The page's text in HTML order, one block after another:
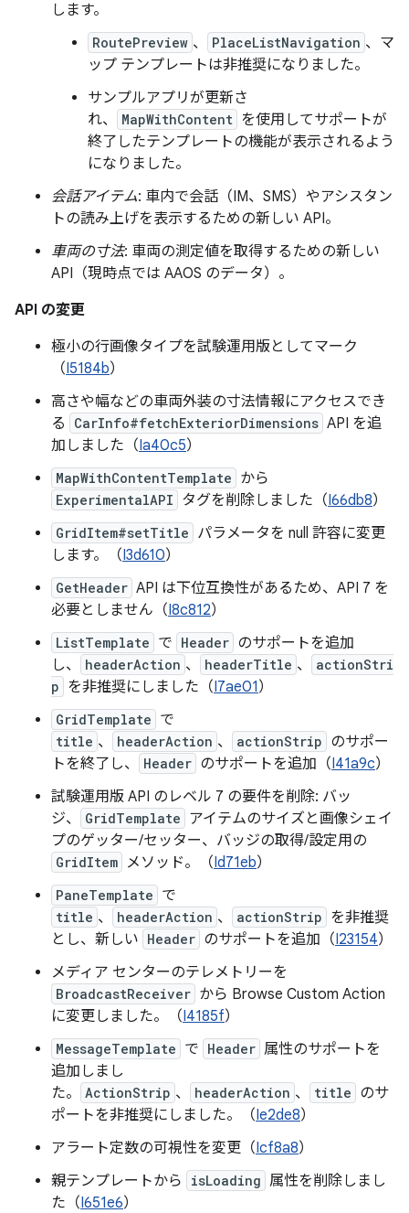
します。
RoutePreview 、 PlaceListNavigation 、マ
ップ テンプレートは非推奨になりました。
サンプルアプリが更新さ
れ、
MapWithContent を使用してサポートが
終了したテンプレートの機能が表示されるよう
になりました。
会話アイテム: 車内で会話（IM、SMS）やアシスタン
トの読み上げを表示するための新しい API。
車両の寸法: 車両の測定値を取得するための新しい
API（現時点では AAOS のデータ）。
API の変更
極小の行画像タイプを試験運用版としてマーク
（I5184b）
高さや幅などの車両外装の寸法情報にアクセスでき
る
CarInfo#fetchExteriorDimensions API を追
加しました（Ia40c5）
MapWithContentTemplate から
ExperimentalAPI タグを削除しました（I66db8）
GridItem#setTitle パラメータを null 許容に変更
します。（I3d610）
GetHeader API は下位互換性があるため、API 7 を
必要としません（I8c812）
ListTemplate で Header のサポートを追加
し、
headerAction 、 headerTitle 、
actionStri
p を非推奨にしました（I7ae01）
GridTemplate で
title 、 headerAction 、 actionStrip のサポー
トを終了し、
Header のサポートを追加（I41a9c）
試験運用版 API のレベル 7 の要件を削除: バッ
ジ、
GridTemplate アイテムのサイズと画像シェイ
プのゲッター/セッター、バッジの取得/設定用の
GridItem メソッド。（Id71eb）
PaneTemplate で
title 、 headerAction 、 actionStrip を非推奨
とし、新しい Header のサポートを追加（I23154）
メディア センターのテレメトリーを
BroadcastReceiver から Browse Custom Action
に変更しました。（I4185f）
MessageTemplate で Header 属性のサポートを
追加しまし
た。
ActionStrip 、 headerAction 、 title のサ
ポートを非推奨にしました。（Ie2de8）
アラート定数の可視性を変更（Icf8a8）
親テンプレートから
isLoading 属性を削除しまし
た（I651e6）